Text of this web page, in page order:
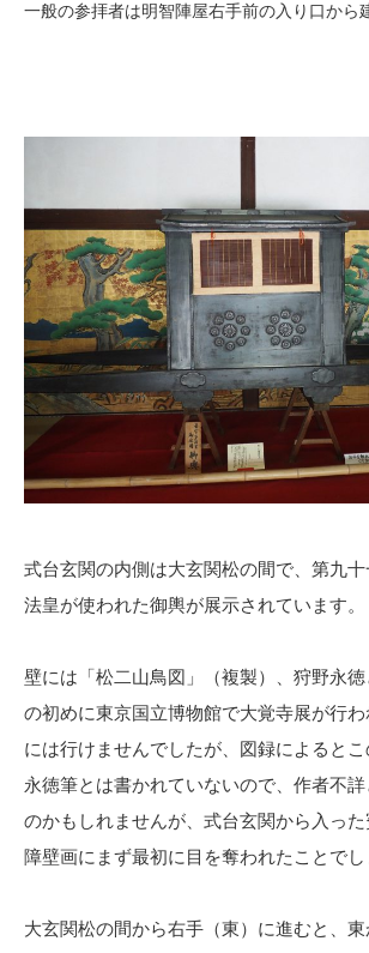
一般の参拝者は明智陣屋右手前の入り口から
式台玄関の内側は大玄関松の間で、第九
法皇が使われた御輿が展示されています。
壁には「松二山鳥図」（複製）、狩野永
の初めに東京国立博物館で大覚寺展が行
には行けませんでしたが、図録によると
永徳筆とは書かれていないので、作者不
のかもしれませんが、式台玄関から入っ
障壁画にまず最初に目を奪われたことでし
大玄関松の間から右手（東）に進むと、